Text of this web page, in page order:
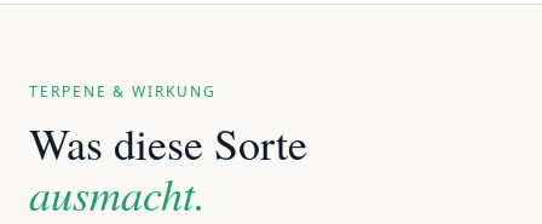
TERPENE & WIRKUNG
Was diese Sorte
ausmacht.